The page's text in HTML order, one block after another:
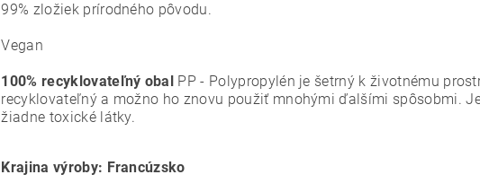
99% zložiek prírodného pôvodu.
Vegan
100% recyklovateľný obal
PP - Polypropylén je šetrný k životnému
recyklovateľný a možno ho znovu použiť mnohými ďalšími spôsobmi.
žiadne toxické látky.
Krajina výroby: Francúzsko